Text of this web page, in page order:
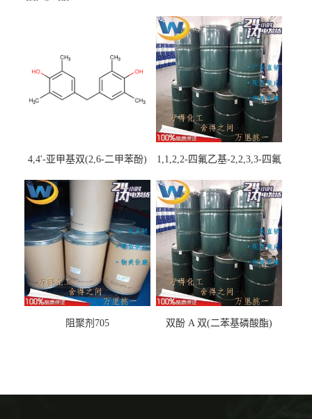
4,4'-亚甲基双(2,6-二甲苯酚)
1,1,2,2-四氟乙基-2,2,3,3-四氟
阻聚剂705 双酚 A 双(二苯基磷酸酯)